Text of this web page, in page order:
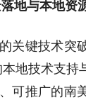
地与本地资
关键技术突
地技术支持
可推广的南